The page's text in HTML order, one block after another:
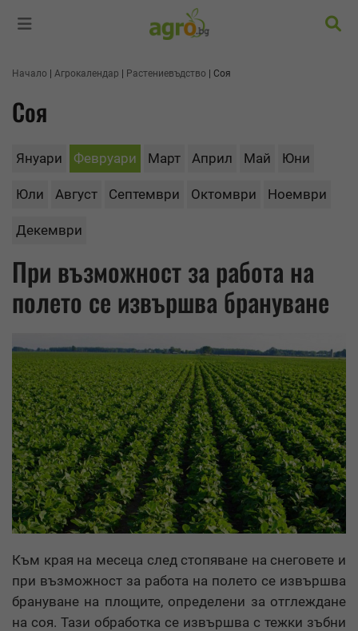
Начало Агрокалендар Растениевъдство Соя
Соя
Януари Февруари Март Април Май Юни
Юли Август Септември Октомври Ноември
Декември
При възможност за работа на
полето се извършва брануване
Към края на месеца след стопяване на снеговете и
при възможност за работа на полето се извършва
брануване на площите, определени за отглеждане
на соя. Тази обработка се извършва с тежки зъбни